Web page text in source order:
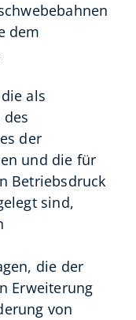
dem
als
der
und die für
Betriebsdruck
sind,
die der
Erweiterung
von